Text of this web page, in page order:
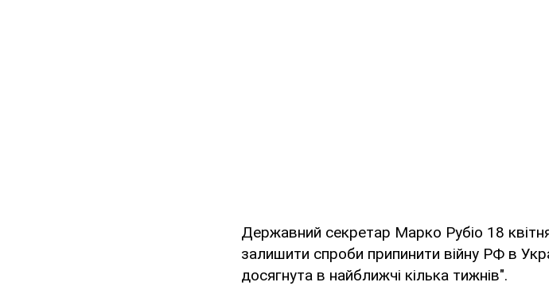
Державний секретар Марко Рубіо 18
залишити спроби припинити війну РФ в
досягнута в найближчі кілька тижнів".